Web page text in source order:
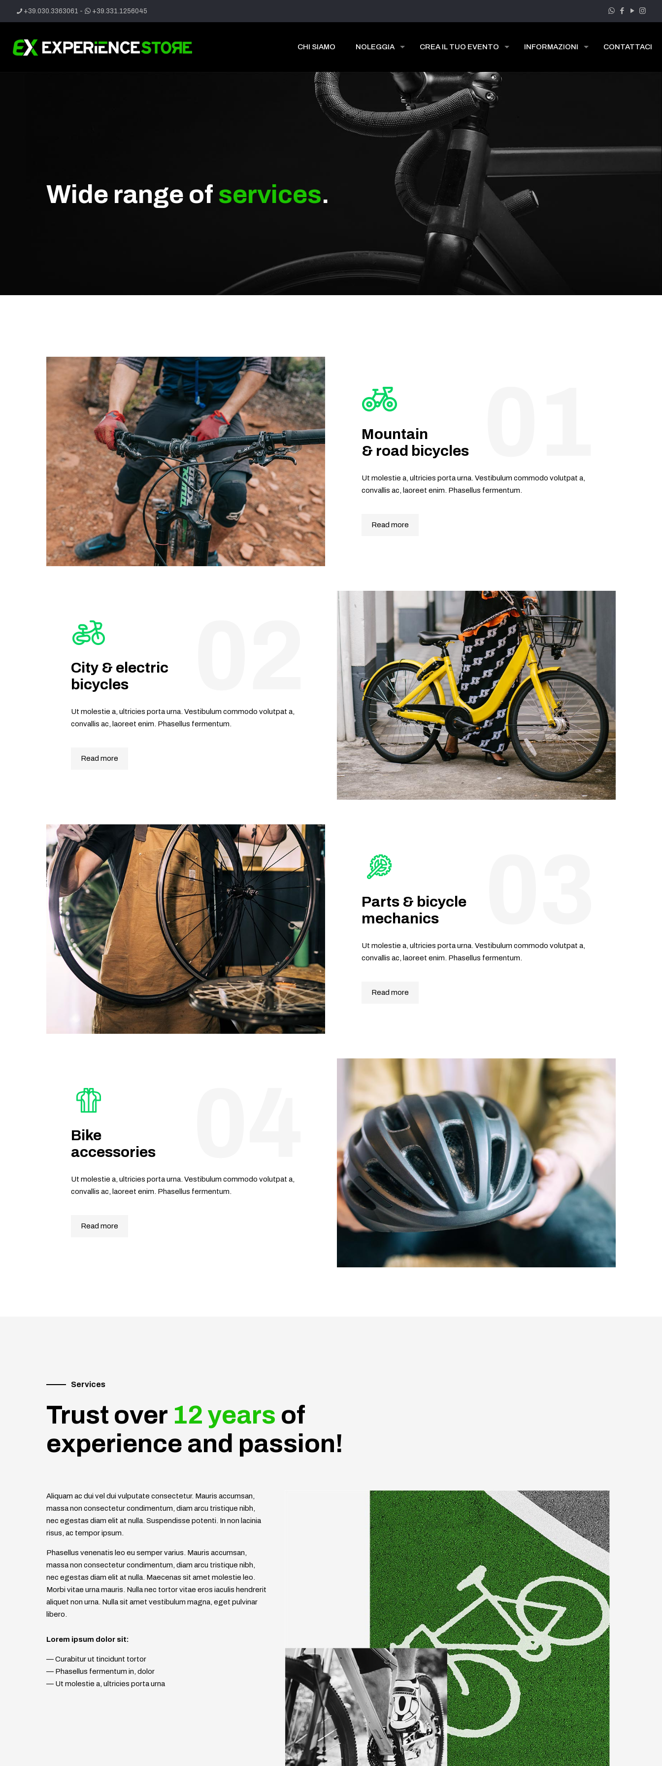
+39.030.3363061 - +39.331.1256045
CHI SIAMO NOLEGGIA CREA IL TUO EVENTO INFORMAZIONI CONTATTACI
Wide range of services.
Mountain
& road bicycles
Ut molestie a, ultricies porta urna. Vestibulum commodo volutpat a,
convallis ac, laoreet enim. Phasellus fermentum.
Read more
City & electric
bicycles
Ut molestie a, ultricies porta urna. Vestibulum commodo volutpat a,
convallis ac, laoreet enim. Phasellus fermentum.
Read more
Parts & bicycle
mechanics
Ut molestie a, ultricies porta urna. Vestibulum commodo volutpat a,
convallis ac, laoreet enim. Phasellus fermentum.
Read more
Bike
accessories
Ut molestie a, ultricies porta urna. Vestibulum commodo volutpat a,
convallis ac, laoreet enim. Phasellus fermentum.
Read more
Services
Trust over 12 years of
experience and passion!
Aliquam ac dui vel dui vulputate consectetur. Mauris accumsan,
massa non consectetur condimentum, diam arcu tristique nibh,
nec egestas diam elit at nulla. Suspendisse potenti. In non lacinia
risus, ac tempor ipsum.
Phasellus venenatis leo eu semper varius. Mauris accumsan,
massa non consectetur condimentum, diam arcu tristique nibh,
nec egestas diam elit at nulla. Maecenas sit amet molestie leo.
Morbi vitae urna mauris. Nulla nec tortor vitae eros iaculis hendrerit
aliquet non urna. Nulla sit amet vestibulum magna, eget pulvinar
libero.
Lorem ipsum dolor sit:
— Curabitur ut tincidunt tortor
— Phasellus fermentum in, dolor
— Ut molestie a, ultricies porta urna